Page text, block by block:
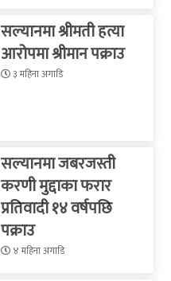
सल्यानमा श्रीमती हत्या
आरोपमा श्रीमान पक्राउ
३ महिना अगाडि
सल्यानमा जबरजस्ती
करणी मुद्दाका फरार
प्रतिवादी १४ वर्षपछि
पक्राउ
४ महिना अगाडि